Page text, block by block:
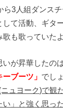
ら3人組ダンス
して活動、ギタ
も歌っていた
が昇華したの
ーブーツ」 でし
ュヨーク)で観
」と強く思っ